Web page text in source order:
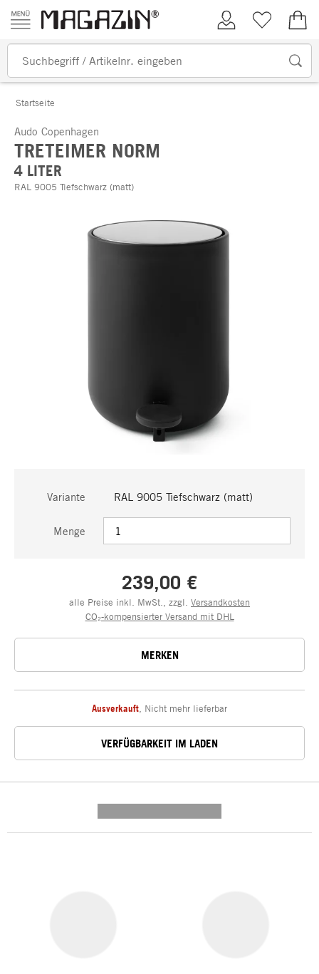
Zum Inhalt springen
Kundenkonto
Merkliste
Startseite
Audo Copenhagen
TRETEIMER NORM
4 LITER
RAL 9005 Tiefschwarz (matt)
Variante RAL 9005 Tiefschwarz (matt)
Menge
239,00 €
alle Preise inkl. MwSt., zzgl. Versandkosten
CO₂-kompensierter Versand mit DHL
MERKEN
Ausverkauft Nicht mehr lieferbar
VERFÜGBARKEIT IM LADEN